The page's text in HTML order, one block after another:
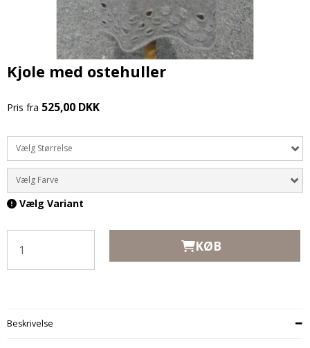
Kjole med ostehuller
Pris fra 525,00 DKK
Vælg Størrelse
Vælg Farve
Vælg Variant
KØB
Beskrivelse